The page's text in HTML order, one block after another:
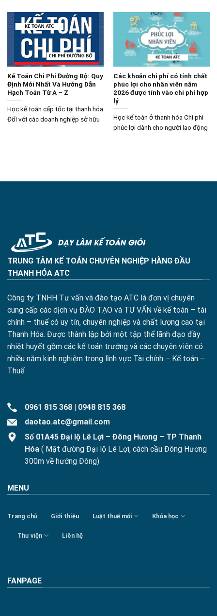
Kế Toán Chi Phí Đường Bộ: Quy
Định Mới Nhất Và Hướng Dẫn
Hạch Toán Từ A – Z
Học kế toán cấp tốc tại thanh hóa
Đối với các doanh nghiệp sở hữu
Các khoản chi phí có tính chất
phúc lợi cho nhân viên năm
2026 được tính vào chi phí hợp
lý
Học kế toán ở thanh hóa Chi phí
phúc lợi dành cho người lao động
TRUNG TÂM KẾ TOÁN CHUYÊN NGHIỆP HÀNG ĐẦU
THANH HÓA ATC
Công ty TNHH Tư vấn và đào tạo ATC là đơn vị chuyên
cung cấp các dịch vụ ĐÀO TẠO và TƯ VẤN về kế toán – tài
chính – thuế có uy tín, chuyên nghiệp và chất lượng cao tại
Thanh Hóa. Được thành lập bởi một tập thể lãnh đạo đầy
nhiệt huyết gồm các kế toán trưởng và các chuyên viên có
nhiều năm kinh nghiệm trong lĩnh vực Tài chính – Kế toán –
Thuế.
0961 815 368
0948 815 368
daotao.atc@gmail.com
Số 01A45 Đại lộ Lê Lợi – Đông Hương – TP Thanh
Hóa ( Mặt đường Đại lộ Lê Lợi, cách cầu Đông Hương
300m về hướng Đông)
MENU
Trang chủ Giới thiệu Luật thuế mới Khóa học
Thư viện Liên hệ
FANPAGE